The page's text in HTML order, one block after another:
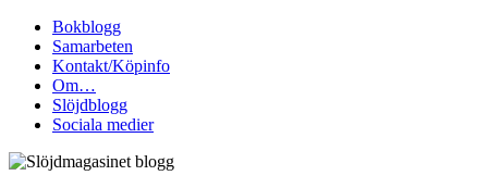
Bokblogg
Samarbeten
Kontakt/Köpinfo
Om…
Slöjdblogg
Sociala medier